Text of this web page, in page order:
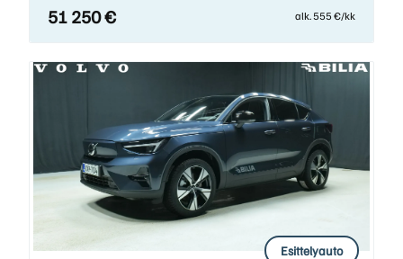
51 250 € alk. 555 €/kk
Esittelyauto